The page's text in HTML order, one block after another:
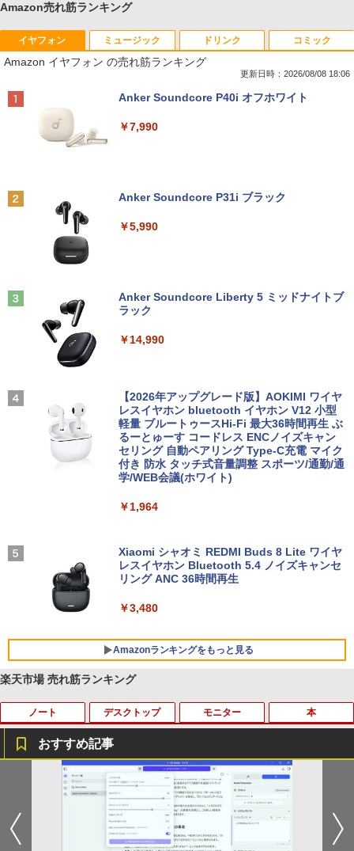
Amazon売れ筋ランキング
イヤフォン
Amazon イヤフォン の売れ筋ランキング
更新日時：2026/08/08 18:06
Anker Soundcore P40i オフホワイト
￥7,990
Anker Soundcore P31i ブラック
￥5,990
Anker Soundcore Liberty 5 ミッドナイトブ
ラック
￥14,990
【2026年アップグレード版】AOKIMI ワイヤ
レスイヤホン bluetooth イヤホン V12 小型
軽量 ブルートゥースHi-Fi 最大36時間再生 ぶ
るーとゅーす コードレス ENCノイズキャン
セリング 自動ペアリング Type-C充電 マイク
付き 防水 タッチ式音量調整 スポーツ/通勤/通
学/WEB会議(ホワイト)
￥1,964
Xiaomi シャオミ REDMI Buds 8 Lite ワイヤ
レスイヤホン Bluetooth 5.4 ノイズキャンセ
リング ANC 36時間再生
￥3,480
Amazonランキングをもっと見る
ミュージック
BRUCE WAYNE feat. Flo Milli, ATL Jacob
[Explicit]
￥250
BRUCE WAYNE feat. Flo Milli, ATL Jacob
[Explicit]
ドリンク
by Amazon 天然水 ラベルレス 500ml ×24本
富士山の天然水 バナジウム含有 水 ミネラル
ットル (Smart Basic)
￥1,380
【Amazon.co.jp限定】 い・ろ・は・す 2L P
ET ラベルレス ×8本
コミック
薬屋のひとりごと 17巻 (デジタル版ビッグガ
ンガンコミックス)
￥770
異世界居酒屋「のぶ」(22) (角川コミックス・
エース)
楽天市場 売れ筋ランキング
ノート
【★最大100%ポイント】【新生活応援・
2026】【Office 2019 H&B】富士通 MU
937/Celeron 3865U/メモリ:4GB/8GB/S
SD:128GB/256GB/512GB/1TB/13.3型/
フルHD/wifi/HDMI/USB3.0/中古 ノート
パソコン/モバイルPC/Windows11
デスクトップ
中古パソコン | Dell | OptiPlex 3070 SFF
| Windows11 | デスクトップ | 一年保証 |
第9世代 | Core i5 9500 3.0(〜最大4.4)G
Hz | MEM:8GB | SSD:512GB(新品) | DV
Dマルチ | 無線LAN:なし | Win11Pro64Bi
t | VGA追加モデル
モニター
引き出し付きモニター台(NM01 ミドルブ
ラウン) 【玄関先迄納品】 ニトリ
￥2,990
本
MAZZEL 1st photobook with ZEAL [
MAZZEL ]
￥4,950
おすすめ記事